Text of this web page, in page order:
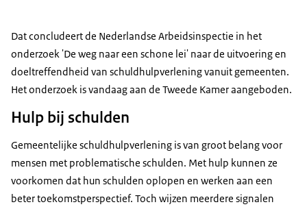
Dat concludeert de Nederlandse Arbeidsinspectie in het
onderzoek 'De weg naar een schone lei' naar de uitvoering en
doeltreffendheid van schuldhulpverlening vanuit gemeenten.
Het onderzoek is vandaag aan de Tweede Kamer aangeboden.
Hulp bij schulden
Gemeentelijke schuldhulpverlening is van groot belang voor
mensen met problematische schulden. Met hulp kunnen ze
voorkomen dat hun schulden oplopen en werken aan een
beter toekomstperspectief. Toch wijzen meerdere signalen